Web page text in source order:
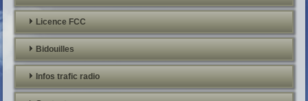
Licence FCC
Bidouilles
Infos trafic radio